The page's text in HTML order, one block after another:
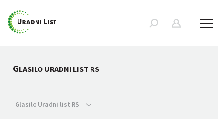
GLASILO URADNI LIST RS
Glasilo Uradni list RS